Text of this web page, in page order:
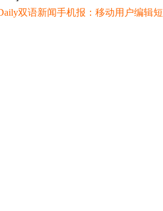
双语新闻手机报：移动用户编辑